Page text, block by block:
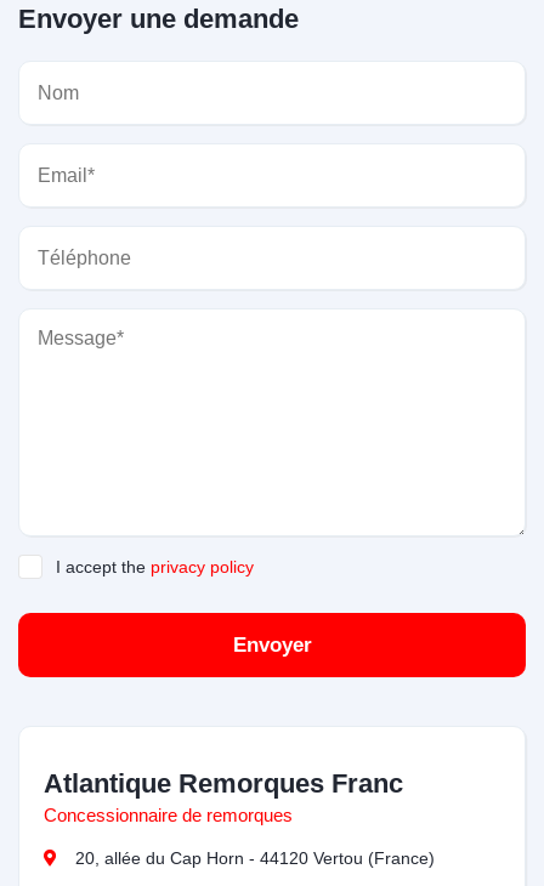
Envoyer une demande
I accept the privacy policy
Envoyer
Atlantique Remorques Franc
Concessionnaire de remorques
20, allée du Cap Horn - 44120 Vertou (France)